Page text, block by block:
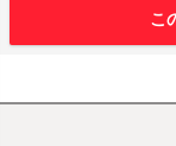
こ